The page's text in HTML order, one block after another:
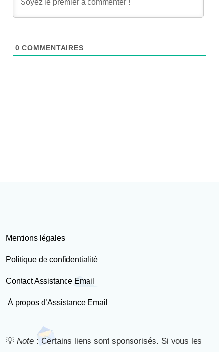
0 COMMENTAIRES
Mentions légales
Politique de confidentialité
Contact Assistance Email
À propos d’Assistance Email
💡 Note : Certains liens sont sponsorisés. Si vous les